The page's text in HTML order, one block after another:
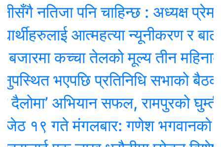
नतिजा पनि चाहिन्छ : अध्यक्ष प्रेम श्रेष्ठ
आत्महत्या न्यूनीकरण र बाल
कच्चा तेलको मूल्य तीन महिनाकै
भएपछि प्रतिनिधि सभाको बैठक
अभियान सफल, रामपुरको घुम्ती
गते मंगलबार: गणेश भगवानकाे दिन,